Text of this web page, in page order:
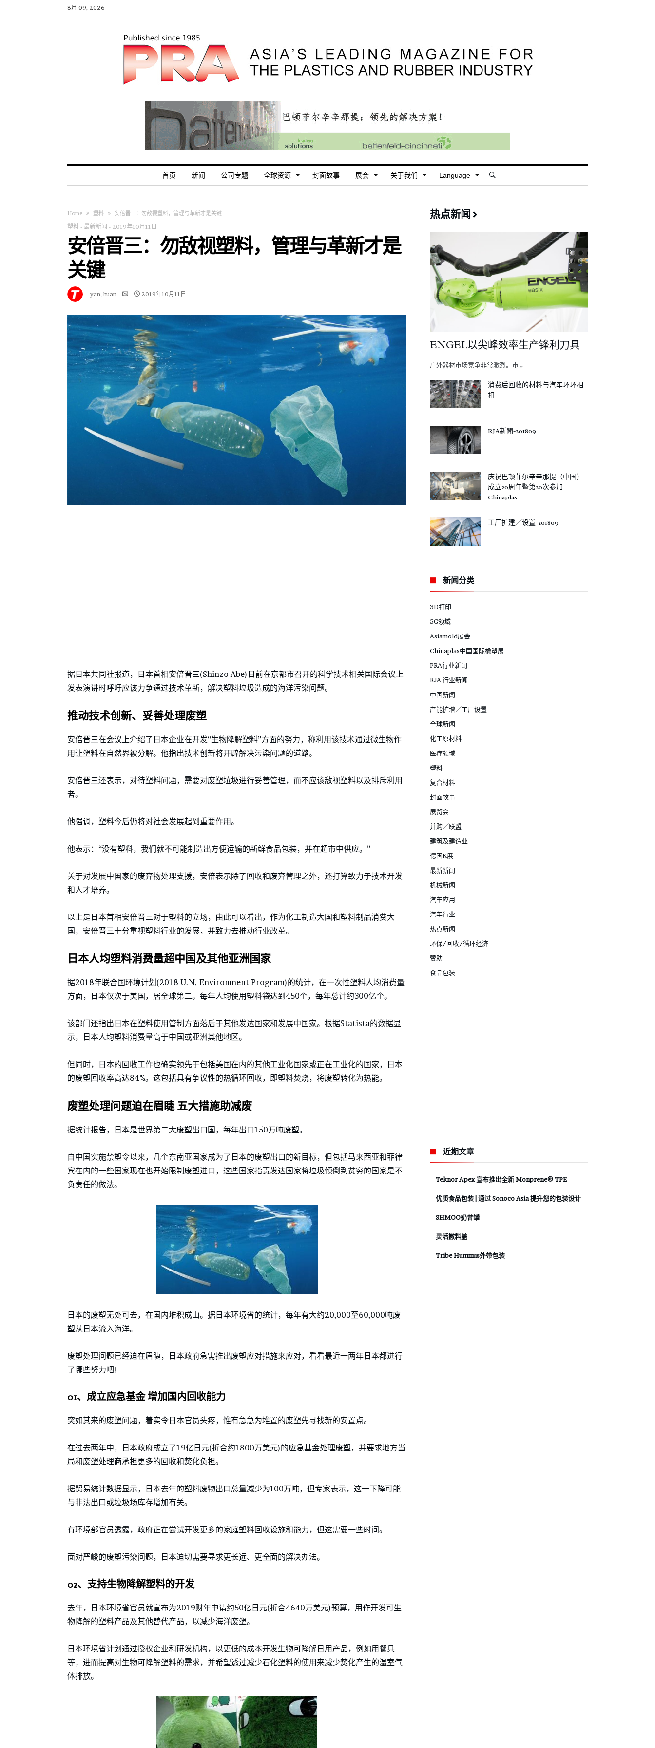
8月 09, 2026
首页 新闻 公司专题 全球资源 封面故事 展会 关于我们 Language
Home 塑料 安倍晋三：勿敌视塑料，管理与革新才是关键
塑料 - 最新新闻 - 2019年10月11日
安倍晋三：勿敌视塑料，管理与革新才是
关键
yan, huan 2019年10月11日
据日本共同社报道，日本首相安倍晋三(Shinzo Abe)日前在京都市召开的科学技术相关国际会议上
发表演讲时呼吁应该力争通过技术革新，解决塑料垃圾造成的海洋污染问题。
推动技术创新、妥善处理废塑
安倍晋三在会议上介绍了日本企业在开发“生物降解塑料”方面的努力，称利用该技术通过微生物作
用让塑料在自然界被分解。他指出技术创新将开辟解决污染问题的道路。
安倍晋三还表示，对待塑料问题，需要对废塑垃圾进行妥善管理，而不应该敌视塑料以及排斥利用
者。
他强调，塑料今后仍将对社会发展起到重要作用。
他表示：“没有塑料，我们就不可能制造出方便运输的新鲜食品包装，并在超市中供应。”
关于对发展中国家的废弃物处理支援，安倍表示除了回收和废弃管理之外，还打算致力于技术开发
和人才培养。
以上是日本首相安倍晋三对于塑料的立场，由此可以看出，作为化工制造大国和塑料制品消费大
国，安倍晋三十分重视塑料行业的发展，并致力去推动行业改革。
日本人均塑料消费量超中国及其他亚洲国家
据2018年联合国环境计划(2018 U.N. Environment Program)的统计，在一次性塑料人均消费量
方面，日本仅次于美国，居全球第二。每年人均使用塑料袋达到450个，每年总计约300亿个。
该部门还指出日本在塑料使用管制方面落后于其他发达国家和发展中国家。根据Statista的数据显
示，日本人均塑料消费量高于中国或亚洲其他地区。
但同时，日本的回收工作也确实领先于包括美国在内的其他工业化国家或正在工业化的国家，日本
的废塑回收率高达84%。这包括具有争议性的热循环回收，即塑料焚烧，将废塑转化为热能。
废塑处理问题迫在眉睫 五大措施助减废
据统计报告，日本是世界第二大废塑出口国，每年出口150万吨废塑。
自中国实施禁塑令以来，几个东南亚国家成为了日本的废塑出口的新目标，但包括马来西亚和菲律
宾在内的一些国家现在也开始限制废塑进口，这些国家指责发达国家将垃圾倾倒到贫穷的国家是不
负责任的做法。
日本的废塑无处可去，在国内堆积成山。据日本环境省的统计，每年有大约20,000至60,000吨废
塑从日本流入海洋。
废塑处理问题已经迫在眉睫，日本政府急需推出废塑应对措施来应对，看看最近一两年日本都进行
了哪些努力吧!
01、成立应急基金 增加国内回收能力
突如其来的废塑问题，着实令日本官员头疼，惟有急急为堆置的废塑先寻找新的安置点。
在过去两年中，日本政府成立了19亿日元(折合约1800万美元)的应急基金处理废塑，并要求地方当
局和废塑处理商承担更多的回收和焚化负担。
据贸易统计数据显示，日本去年的塑料废物出口总量减少为100万吨，但专家表示，这一下降可能
与非法出口或垃圾场库存增加有关。
有环境部官员透露，政府正在尝试开发更多的家庭塑料回收设施和能力，但这需要一些时间。
面对严峻的废塑污染问题，日本迫切需要寻求更长远、更全面的解决办法。
02、支持生物降解塑料的开发
去年，日本环境省官员就宣布为2019财年申请约50亿日元(折合4640万美元)预算，用作开发可生
物降解的塑料产品及其他替代产品，以减少海洋废塑。
日本环境省计划通过授权企业和研发机构，以更低的成本开发生物可降解日用产品，例如用餐具
等，进而提高对生物可降解塑料的需求，并希望透过减少石化塑料的使用来减少焚化产生的温室气
体排放。
热点新闻
ENGEL以尖峰效率生产锋利刀具
户外器材市场竞争非常激烈。市 …
消费后回收的材料与汽车环环相
扣
RJA新聞-201809
庆祝巴顿菲尔辛辛那提（中国）
成立20周年暨第20次参加
Chinaplas
工厂扩建／设置-201809
新闻分类
3D打印
5G领域
Asiamold展会
Chinaplas中国国际橡塑展
PRA行业新闻
RJA 行业新闻
中国新闻
产能扩增／工厂设置
全球新闻
化工原材料
医疗领域
塑料
复合材料
封面故事
展览会
并购／联盟
建筑及建造业
德国K展
最新新闻
机械新闻
汽车应用
汽车行业
热点新闻
环保/回收/循环经济
赞助
食品包装
近期文章
Teknor Apex 宣布推出全新 Monprene® TPE
优质食品包装 | 通过 Sonoco Asia 提升您的包装设计
SHMOO奶昔罐
灵活撒料盖
Tribe Hummus外带包装